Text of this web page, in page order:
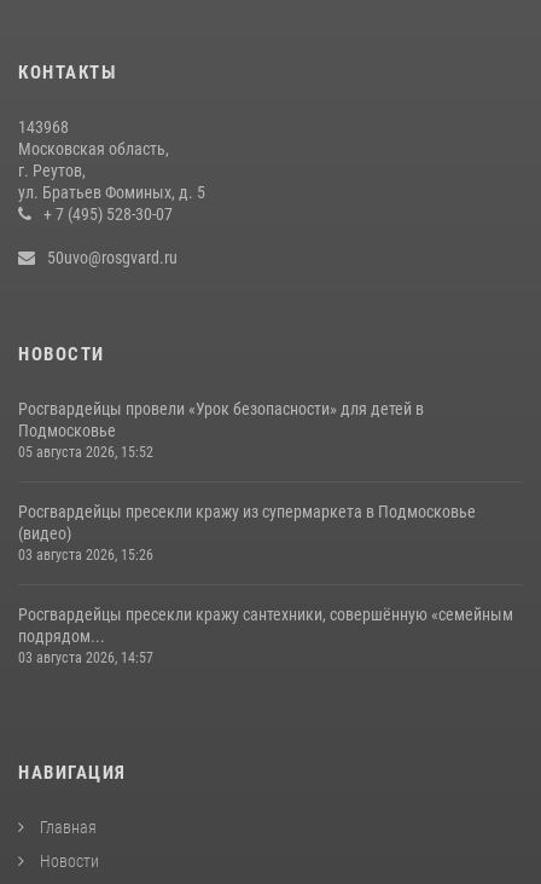
Росгвардейцы пресекли кражу на охраняемом объекте в
08 июля 2026, 16:30
КОНТАКТЫ
143968
Московская область,
г. Реутов,
ул. Братьев Фоминых, д. 5
+ 7 (495) 528-30-07
50uvo@rosgvard.ru
НОВОСТИ
Росгвардейцы провели «Урок безопасности» для детей в
Подмосковье
05 августа 2026, 15:52
Росгвардейцы пресекли кражу из супермаркета в Подмосковье
(видео)
03 августа 2026, 15:26
Росгвардейцы пресекли кражу сантехники, совершённую «семейным
подрядом...
03 августа 2026, 14:57
НАВИГАЦИЯ
Главная
Новости